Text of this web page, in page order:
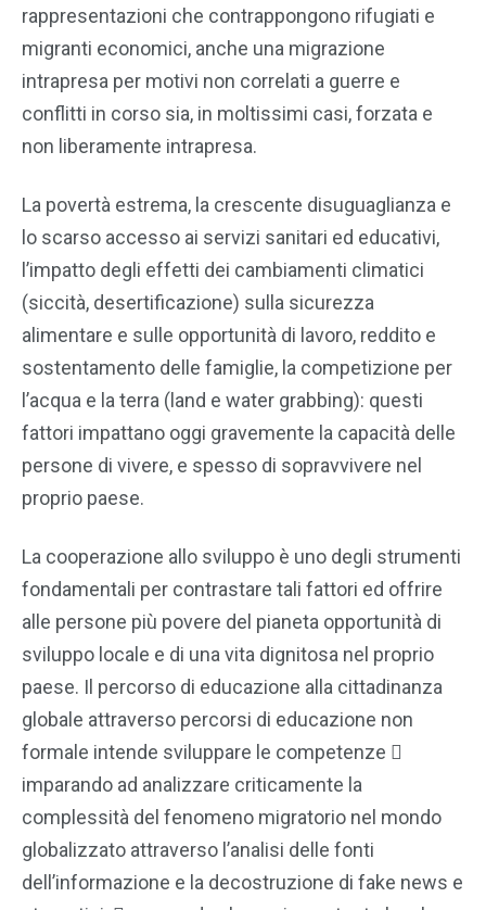
rappresentazioni che contrappongono rifugiati e
migranti economici, anche una migrazione
intrapresa per motivi non correlati a guerre e
conflitti in corso sia, in moltissimi casi, forzata e
non liberamente intrapresa.
La povertà estrema, la crescente disuguaglianza e
lo scarso accesso ai servizi sanitari ed educativi,
l’impatto degli effetti dei cambiamenti climatici
(siccità, desertificazione) sulla sicurezza
alimentare e sulle opportunità di lavoro, reddito e
sostentamento delle famiglie, la competizione per
l’acqua e la terra (land e water grabbing): questi
fattori impattano oggi gravemente la capacità delle
persone di vivere, e spesso di sopravvivere nel
proprio paese.
La cooperazione allo sviluppo è uno degli strumenti
fondamentali per contrastare tali fattori ed offrire
alle persone più povere del pianeta opportunità di
sviluppo locale e di una vita dignitosa nel proprio
paese. Il percorso di educazione alla cittadinanza
globale attraverso percorsi di educazione non
formale intende sviluppare le competenze 
imparando ad analizzare criticamente la
complessità del fenomeno migratorio nel mondo
globalizzato attraverso l’analisi delle fonti
dell’informazione e la decostruzione di fake news e